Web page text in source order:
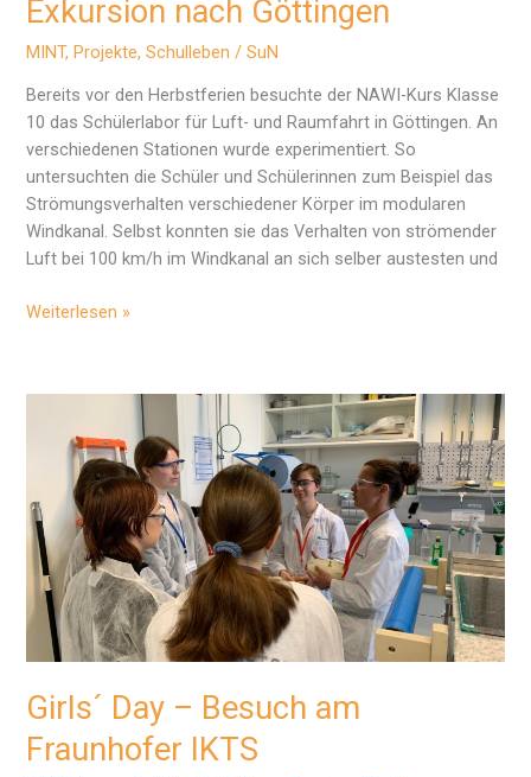
Exkursion nach Göttingen
MINT,Projekte,Schulleben /SuN
Bereits vor den Herbstferien besuchte der NAWI-Kurs Klasse
10 das Schülerlabor für Luft- und Raumfahrt in Göttingen. An
verschiedenen Stationen wurde experimentiert. So
untersuchten die Schüler und Schülerinnen zum Beispiel das
Strömungsverhalten verschiedener Körper im modularen
Windkanal. Selbst konnten sie das Verhalten von strömender
Luft bei 100 km/h im Windkanal an sich selber austesten und
Exkursion
Weiterlesen »
Girls´ Day – Besuch am
Fraunhofer IKTS